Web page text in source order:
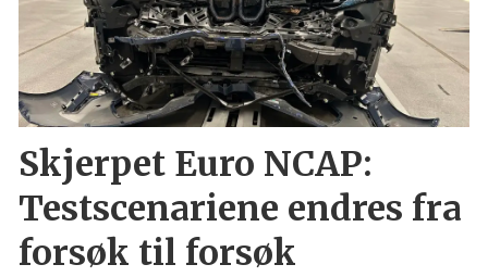
Skjerpet Euro NCAP:
Testscenariene endres fra
forsøk til forsøk